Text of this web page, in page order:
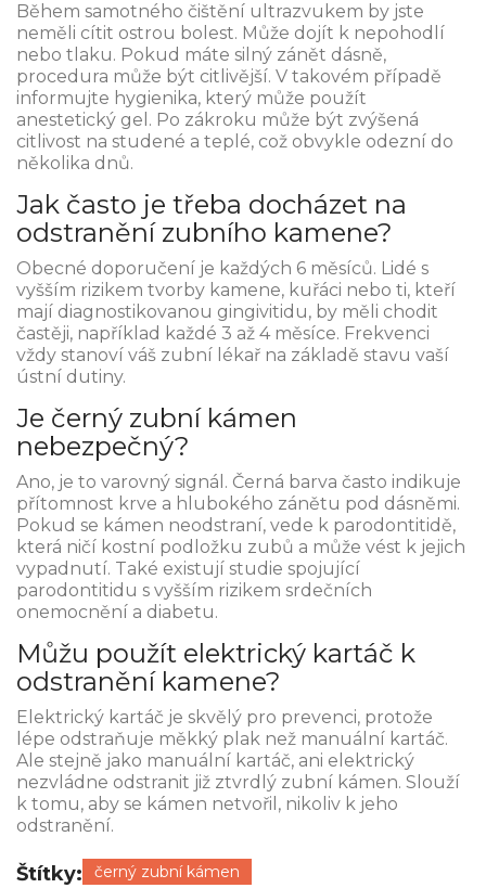
Během samotného čištění ultrazvukem by jste
neměli cítit ostrou bolest. Může dojít k nepohodlí
nebo tlaku. Pokud máte silný zánět dásně,
procedura může být citlivější. V takovém případě
informujte hygienika, který může použít
anestetický gel. Po zákroku může být zvýšená
citlivost na studené a teplé, což obvykle odezní do
několika dnů.
Jak často je třeba docházet na
odstranění zubního kamene?
Obecné doporučení je každých 6 měsíců. Lidé s
vyšším rizikem tvorby kamene, kuřáci nebo ti, kteří
mají diagnostikovanou gingivitidu, by měli chodit
častěji, například každé 3 až 4 měsíce. Frekvenci
vždy stanoví váš zubní lékař na základě stavu vaší
ústní dutiny.
Je černý zubní kámen
nebezpečný?
Ano, je to varovný signál. Černá barva často indikuje
přítomnost krve a hlubokého zánětu pod dásněmi.
Pokud se kámen neodstraní, vede k parodontitidě,
která ničí kostní podložku zubů a může vést k jejich
vypadnutí. Také existují studie spojující
parodontitidu s vyšším rizikem srdečních
onemocnění a diabetu.
Můžu použít elektrický kartáč k
odstranění kamene?
Elektrický kartáč je skvělý pro prevenci, protože
lépe odstraňuje měkký plak než manuální kartáč.
Ale stejně jako manuální kartáč, ani elektrický
nezvládne odstranit již ztvrdlý zubní kámen. Slouží
k tomu, aby se kámen netvořil, nikoliv k jeho
odstranění.
Štítky:
černý zubní kámen